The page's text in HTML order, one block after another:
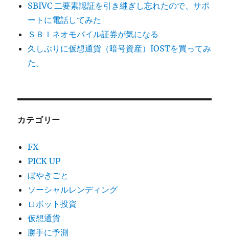
SBIVC 二要素認証を引き継ぎし忘れたので、サポ
ートに電話してみた
ＳＢＩネオモバイル証券が気になる
久しぶりに仮想通貨（暗号資産）IOSTを買ってみ
た。
カテゴリー
FX
PICK UP
ぼやきごと
ソーシャルレンディング
ロボット投資
仮想通貨
勝手に予測